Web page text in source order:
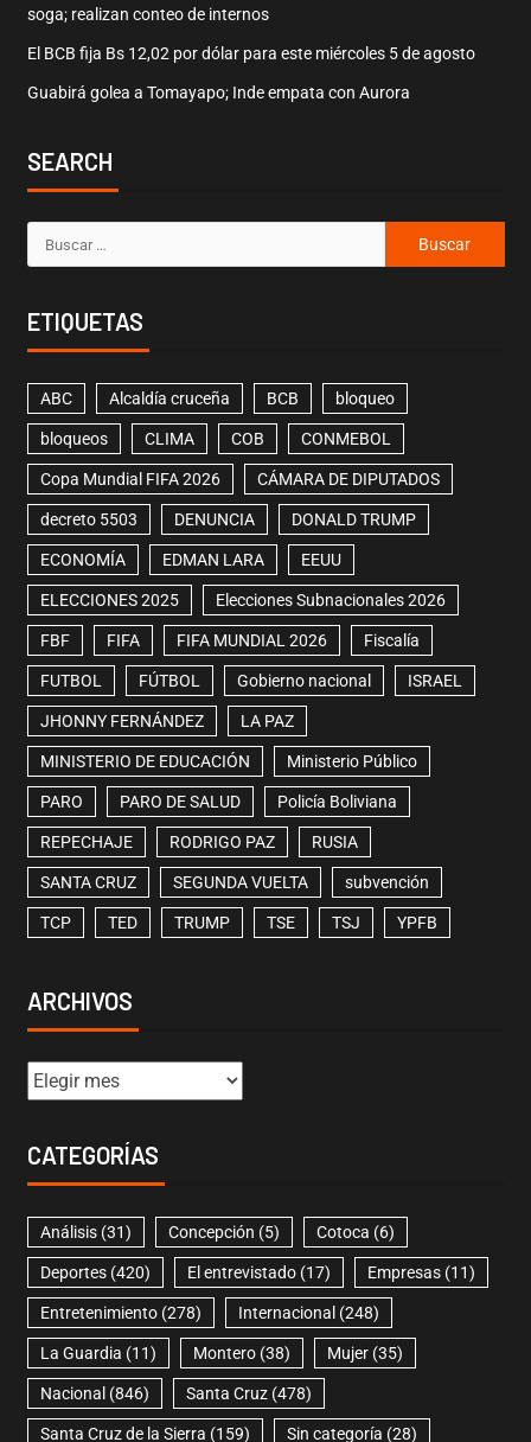
soga; realizan conteo de internos
El BCB fija Bs 12,02 por dólar para este miércoles 5 de agosto
Guabirá golea a Tomayapo; Inde empata con Aurora
SEARCH
ETIQUETAS
ABC Alcaldía cruceña BCB bloqueo
bloqueos CLIMA COB CONMEBOL
Copa Mundial FIFA 2026 CÁMARA DE DIPUTADOS
decreto 5503 DENUNCIA DONALD TRUMP
ECONOMÍA EDMAN LARA EEUU
ELECCIONES 2025 Elecciones Subnacionales 2026
FBF FIFA FIFA MUNDIAL 2026 Fiscalía
FUTBOL FÚTBOL Gobierno nacional ISRAEL
JHONNY FERNÁNDEZ LA PAZ
MINISTERIO DE EDUCACIÓN Ministerio Público
PARO PARO DE SALUD Policía Boliviana
REPECHAJE RODRIGO PAZ RUSIA
SANTA CRUZ SEGUNDA VUELTA subvención
TCP TED TRUMP TSE TSJ YPFB
ARCHIVOS
CATEGORÍAS
Análisis(31) Concepción (5) Cotoca (6)
Deportes(420) El entrevistado(17) Empresas(11)
Entretenimiento(278) Internacional (248)
La Guardia (11) Montero(38) Mujer(35)
Nacional (846) Santa Cruz(478)
Santa Cruz de la Sierra (159) Sin categoría (28)